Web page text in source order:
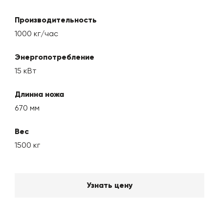
Производительность
1000 кг/час
Энергопотребление
15 кВт
Длинна ножа
670 мм
Вес
1500 кг
Узнать цену